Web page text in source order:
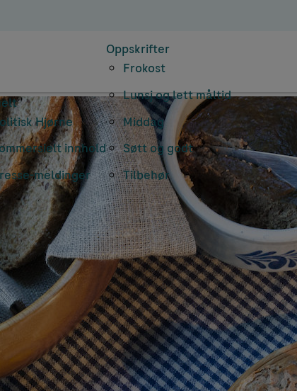
Hjørne
innhold
meldinger
Oppskrifter
Frokost
Lunsj og lett måltid
Middag
Søtt og godt
Tilbehør